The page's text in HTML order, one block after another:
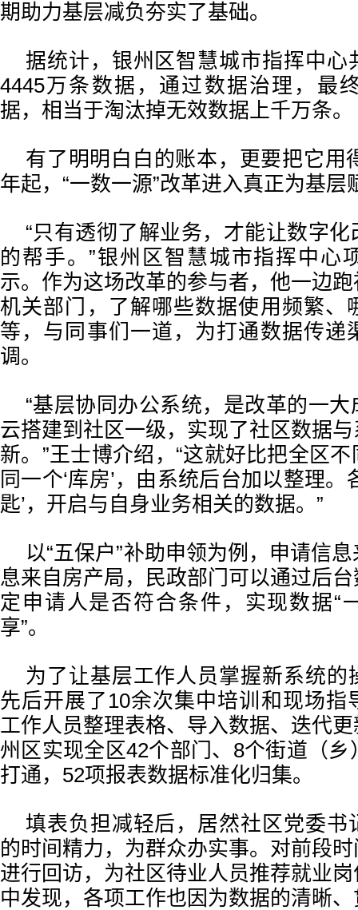
期助力基层减负夯实了基础。
据统计，银州区智慧城市指挥中心
4445万条数据，通过数据治理，最
据，相当于淘汰掉无效数据上千万条。
有了明明白白的账本，更要把它用
年起，“一数一源”改革进入真正为基层
“只有透彻了解业务，才能让数字
的帮手。”银州区智慧城市指挥中心
示。作为这场改革的参与者，他一边
机关部门，了解哪些数据使用频繁、
等，与同事们一道，为打通数据传递
调。
“基层协同办公系统，是改革的一
云搭建到社区一级，实现了社区数据
新。”王士博介绍，“这就好比把全区
同一个‘库房’，由系统后台加以整理。
匙’，开启与自身业务相关的数据。”
以“五保户”补助申领为例，申请信
息来自房产局，民政部门可以通过后
定申请人是否符合条件，实现数据“
享”。
为了让基层工作人员掌握新系统的
先后开展了10余次集中培训和现场指
工作人员整理表格、导入数据、迭代
州区实现全区42个部门、8个街道（乡
打通，52项报表数据标准化归集。
填表负担减轻后，居然社区党委书
的时间精力，为群众办实事。对前段
进行回访，为社区待业人员推荐就业
中发现，各项工作也因为数据的清晰